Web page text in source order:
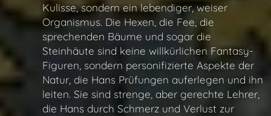
Kulisse, sondern ein lebendiger, weiser
Organismus. Die Hexen, die Fee, die
sprechenden Bäume und sogar die
Steinhäute sind keine willkürlichen Fantasy-
Figuren, sondern personifizierte Aspekte der
Natur, die Hans Prüfungen auferlegen und ihn
leiten. Sie sind strenge, aber gerechte Lehrer,
die Hans durch Schmerz und Verlust zur